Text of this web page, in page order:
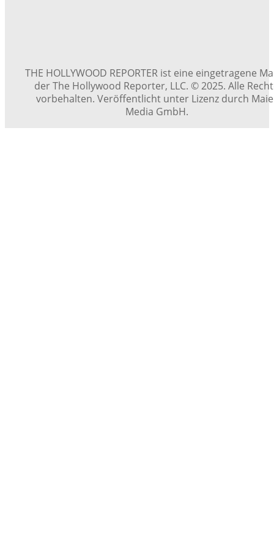
THE HOLLYWOOD REPORTER ist eine eingetragene
der The Hollywood Reporter, LLC. © 2025. Alle
vorbehalten. Veröffentlicht unter Lizenz durch
Media GmbH.